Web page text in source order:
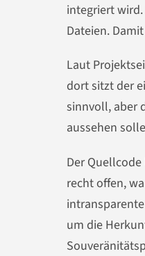
integriert
Dateien.
Laut
dort sitzt der
sinnvoll, aber
aussehen
Der
recht offen,
um die